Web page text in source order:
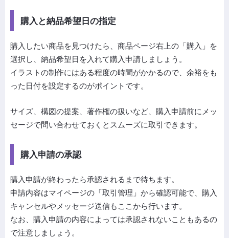
購入と納品希望日の指定
購入したい商品を見つけたら、商品ページ右上の「購入」を
選択し、納品希望日を入れて購入申請しましょう。
イラストの制作にはある程度の時間がかかるので、余裕をも
った日付を設定するのがポイントです。
サイズ、構図の提案、著作権の扱いなど、購入申請前にメッ
セージで問い合わせておくとスムーズに取引できます。
購入申請の承認
購入申請が終わったら承認されるまで待ちます。
申請内容はマイページの「取引管理」から確認可能で、購入
キャンセルやメッセージ送信もここから行います。
なお、購入申請の内容によっては承認されないこともあるの
で注意しましょう。